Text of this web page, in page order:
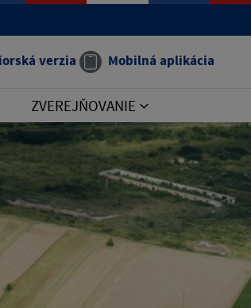
verzia Mobilná aplikácia
ZVEREJŇOVANIE